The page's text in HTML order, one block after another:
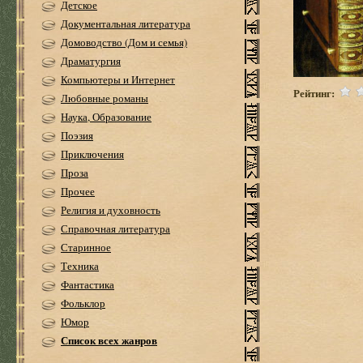
Детское
Документальная литература
Домоводство (Дом и семья)
Драматургия
Компьютеры и Интернет
Любовные романы
Наука, Образование
Поэзия
Приключения
Проза
Прочее
Религия и духовность
Справочная литература
Старинное
Техника
Фантастика
Фольклор
Юмор
Список всех жанров
Рейтинг: